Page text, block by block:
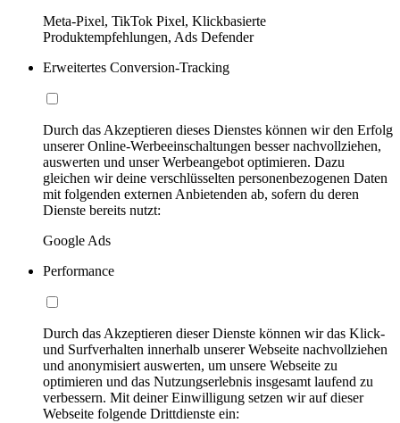
Meta-Pixel, TikTok Pixel, Klickbasierte
Produktempfehlungen, Ads Defender
Erweitertes Conversion-Tracking
Durch das Akzeptieren dieses Dienstes können wir den Erfolg
unserer Online-Werbeeinschaltungen besser nachvollziehen,
auswerten und unser Werbeangebot optimieren. Dazu
gleichen wir deine verschlüsselten personenbezogenen Daten
mit folgenden externen Anbietenden ab, sofern du deren
Dienste bereits nutzt:
Google Ads
Performance
Durch das Akzeptieren dieser Dienste können wir das Klick-
und Surfverhalten innerhalb unserer Webseite nachvollziehen
und anonymisiert auswerten, um unsere Webseite zu
optimieren und das Nutzungserlebnis insgesamt laufend zu
verbessern. Mit deiner Einwilligung setzen wir auf dieser
Webseite folgende Drittdienste ein: